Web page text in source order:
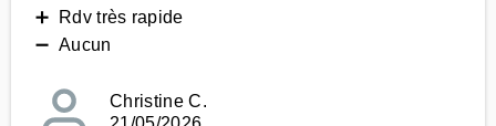
➕ Rdv très rapide
➖ Aucun
Christine C.